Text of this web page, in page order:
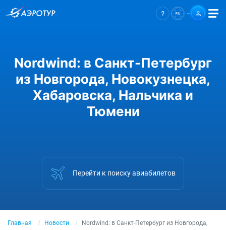
Nordwind: в Санкт-Петербург
из Новгорода, Новокузнецка,
Хабаровска, Нальчика и
Тюмени
Перейти к поиску авиабилетов
Главная Новости
Nordwind: в Санкт-Петербург из Новгорода,